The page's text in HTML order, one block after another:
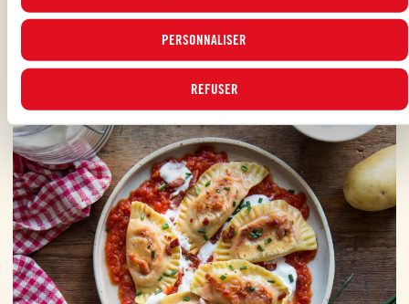
le bouton « GÉRER ». Pour plus d'informations, veuillez lire notrePolitique
PERSONNALISER
REFUSER